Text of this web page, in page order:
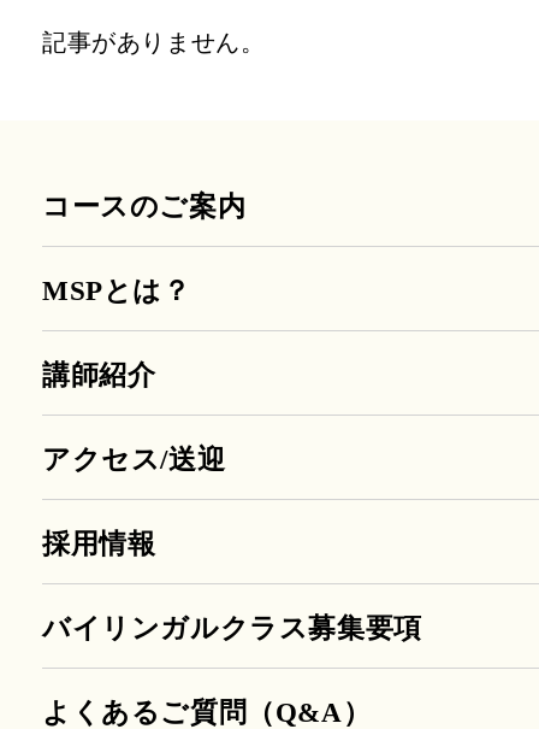
記事がありません。
コースのご案内
MSPとは？
講師紹介
アクセス/送迎
採用情報
バイリンガルクラス募集要項
よくあるご質問（Q&A）